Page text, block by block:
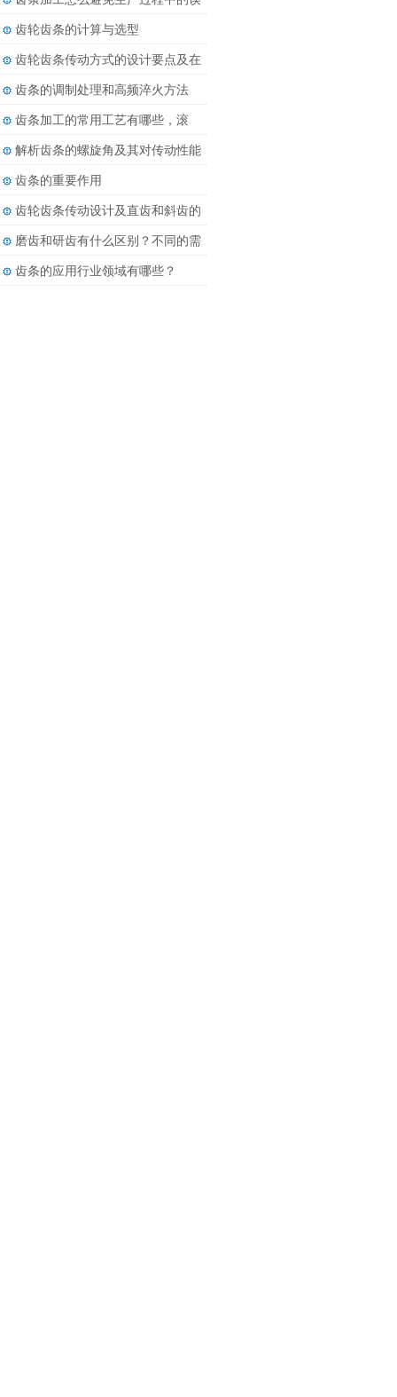
差？
齿轮齿条的计算与选型
齿轮齿条传动方式的设计要点及在
相关行业的应用
齿条的调制处理和高频淬火方法
齿条加工的常用工艺有哪些，滚
齿、铣齿和磨齿分别适用于什么精
度要求？
解析齿条的螺旋角及其对传动性能
的影响
齿条的重要作用
齿轮齿条传动设计及直齿和斜齿的
差别
磨齿和研齿有什么区别？不同的需
求有不同的加工方法
齿条的应用行业领域有哪些？